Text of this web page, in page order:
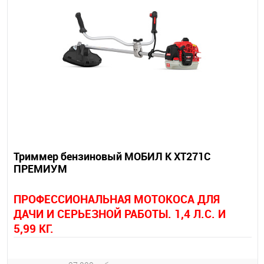
Триммер бензиновый МОБИЛ К XT271C
ПРЕМИУМ
ПРОФЕССИОНАЛЬНАЯ МОТОКОСА ДЛЯ
ДАЧИ И СЕРЬЕЗНОЙ РАБОТЫ. 1,4 Л.С. И
5,99 КГ.